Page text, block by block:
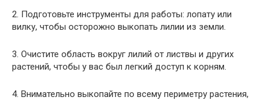
2. Подготовьте инструменты для работы: лопату или
вилку, чтобы осторожно выкопать лилии из земли.
3. Очистите область вокруг лилий от листвы и других
растений, чтобы у вас был легкий доступ к корням.
4. Внимательно выкопайте по всему периметру растения,